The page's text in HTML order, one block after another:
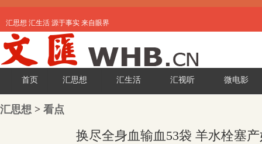
汇思想 汇生活 源于事实 来自眼界
首页 汇思想 汇生活 汇视听 微电影
汇思想 > 看点
换尽全身血输血53袋 羊水栓塞